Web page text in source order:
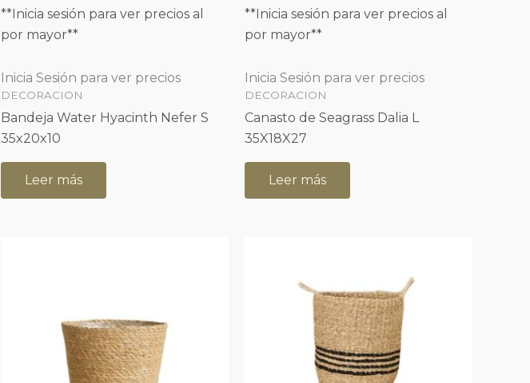
**Inicia sesión para ver precios al
por mayor**
Inicia Sesión para ver precios
DECORACION
Bandeja Water Hyacinth Nefer S
35x20x10
Leer más
**Inicia sesión para ver precios al
por mayor**
Inicia Sesión para ver precios
DECORACION
Canasto de Seagrass Dalia L
35X18X27
Leer más